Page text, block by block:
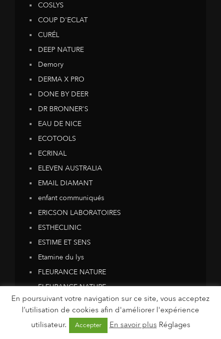
COSLYS
COUP D'ECLAT
CURÉL
DEEP NATURE
Demory
DERMA X PRO
DONE BY DEER
DR BRONNER'S
EAU DE NICE
ECOTOOLS
ECRINAL
ELEVEN AUSTRALIA
EMAIL DIAMANT
enfant communiqués
ERICSON LABORATOIRES
ESTHECLINIC
ESTIME ET SENS
Etamine du lys
FLEURANCE NATURE
FLEURANCE NATURE
FLEURANCE NATURE
forme-food communiqués
FUNKY VEGGIE
En poursuivant votre navigation sur ce site, vous acceptez
l’utilisation de cookies afin d'améliorer l'expérience
utilisateur.
Accepter En savoir plus Réglages